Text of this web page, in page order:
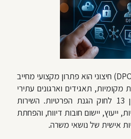
ממונה הגנת פרטיות (DPO) חיצוני הוא פתרון מקצועי מחייב
מקומיות, תאגידים וארגונים עתירי
מידע, בהתאם לתיקון 13 לחוק הגנת הפרטיות. השירות
ייעוץ, יישום חובות דיווח, והפחתת
אישית של נושאי משרה.